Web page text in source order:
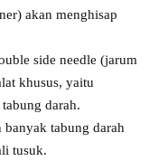
akan menghisap
side needle (jarum
khusus, yaitu
darah.
tabung darah
tusuk.